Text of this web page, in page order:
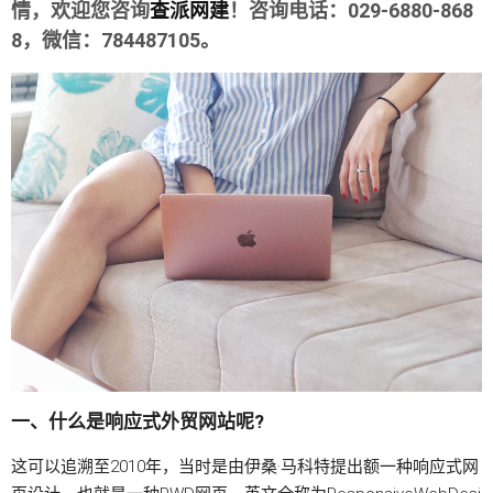
情，欢迎您咨询查派网建！咨询电话：029-6880-868
8，微信：784487105。
一、什么是响应式外贸网站呢?
这可以追溯至2010年，当时是由伊桑·马科特提出额一种响应式网